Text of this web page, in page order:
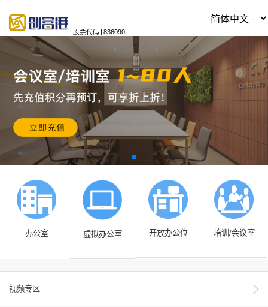
股票代码 | 836090
办公室 虚拟办公室 开放办公位 培训/会议室
视频专区